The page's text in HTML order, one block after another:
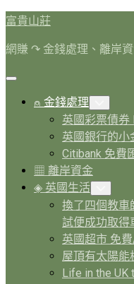
Skip
to
content
富貴山莊
網賺 ↷ 金錢處理、離岸
Expand
Current
Page
Parent
⍝ 金錢處理
Child
Menu
英國彩票債券
英國銀行的小
Citibank 免費
▦ 離岸資金
◈ 英國生活
Child
Menu
換了四個教
試便成功取得
英國超市 免
屋頂有太陽
Life in the UK